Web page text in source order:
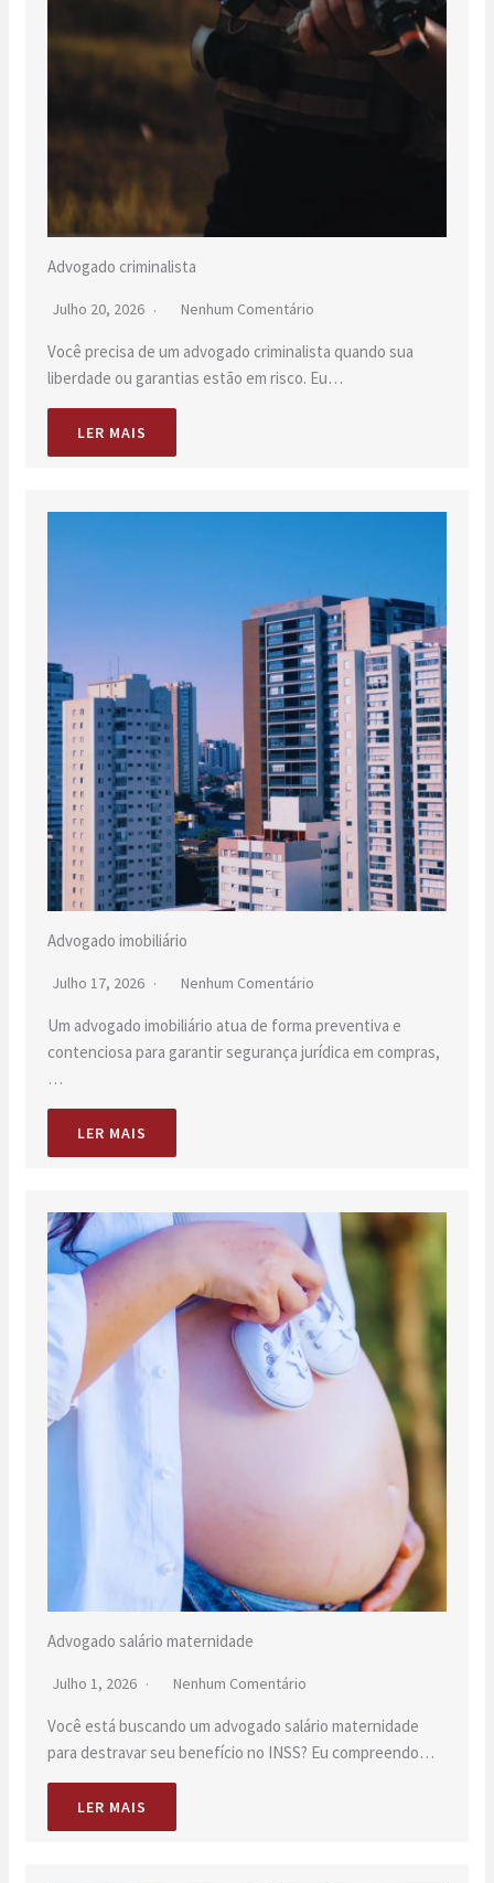
Advogado criminalista
Julho 20, 2026 Nenhum Comentário
Você precisa de um advogado criminalista quando sua
liberdade ou garantias estão em risco. Eu…
LER MAIS
Advogado imobiliário
Julho 17, 2026 Nenhum Comentário
Um advogado imobiliário atua de forma preventiva e
contenciosa para garantir segurança jurídica em compras,
…
LER MAIS
Advogado salário maternidade
Julho 1, 2026 Nenhum Comentário
Você está buscando um advogado salário maternidade
para destravar seu benefício no INSS? Eu compreendo…
LER MAIS